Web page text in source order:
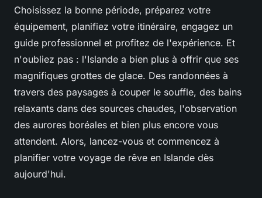
Choisissez la bonne période, préparez votre
équipement, planifiez votre itinéraire, engagez un
guide professionnel et profitez de l'expérience. Et
n'oubliez pas : l'Islande a bien plus à offrir que ses
magnifiques grottes de glace. Des randonnées à
travers des paysages à couper le souffle, des bains
relaxants dans des sources chaudes, l'observation
des aurores boréales et bien plus encore vous
attendent. Alors, lancez-vous et commencez à
planifier votre voyage de rêve en Islande dès
aujourd'hui.